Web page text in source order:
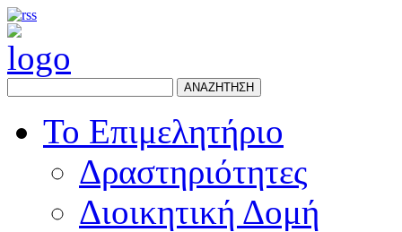
ΑΝΑΖΗΤΗΣΗ
Το Επιμελητήριο
Δραστηριότητες
Διοικητική Δομή